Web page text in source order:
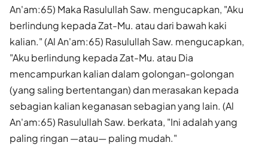
An'am:65) Maka Rasulullah Saw. mengucapkan, "Aku
berlindung kepada Zat-Mu. atau dari bawah kaki
kalian." (Al An'am:65) Rasulullah Saw. mengucapkan,
"Aku berlindung kepada Zat-Mu. atau Dia
mencampurkan kalian dalam golongan-golongan
(yang saling bertentangan) dan merasakan kepada
sebagian kalian keganasan sebagian yang lain. (Al
An'am:65) Rasulullah Saw. berkata, "Ini adalah yang
paling ringan —atau— paling mudah."